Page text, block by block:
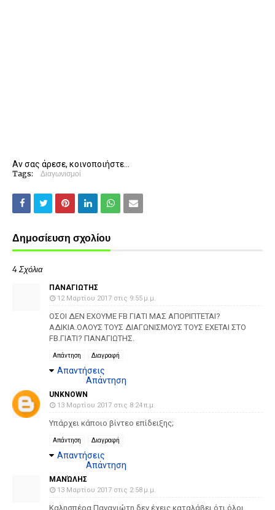
Αν σας άρεσε, κοινοποιήστε...
Tags: Διαγωνισμοί
Δημοσίευση σχολίου
4 Σχόλια
ΠΑΝΑΓΙΩΤΗΣ
12 Μαρτίου 2017 στις 9:55 μ.μ.
ΟΣΟΙ ΔΕΝ ΕΧΟΥΜΕ FB ΓΙΑΤΙ ΜΑΣ ΑΠΟΡΙΠΤΕΤΑΙ?
ΑΔΙΚΙΑ.ΟΛΟΥΣ ΤΟΥΣ ΔΙΑΓΩΝΙΣΜΟΥΣ ΤΟΥΣ ΕΧΕΤΑΙ ΣΤΟ
FB.ΓΙΑΤΙ? ΠΑΝΑΓΙΩΤΗΣ.
Απάντηση Διαγραφή
Απαντήσεις
Απάντηση
UNKNOWN
13 Μαρτίου 2017 στις 8:24 π.μ.
Υπάρχει κάποιο βίντεο επίδειξης;
Απάντηση Διαγραφή
Απαντήσεις
Απάντηση
MΑΝΏΛΗΣ
13 Μαρτίου 2017 στις 2:58 μ.μ.
Καλησπέρα,Παναγιώτη δεν έχεις καταλάβει ότι όλοι